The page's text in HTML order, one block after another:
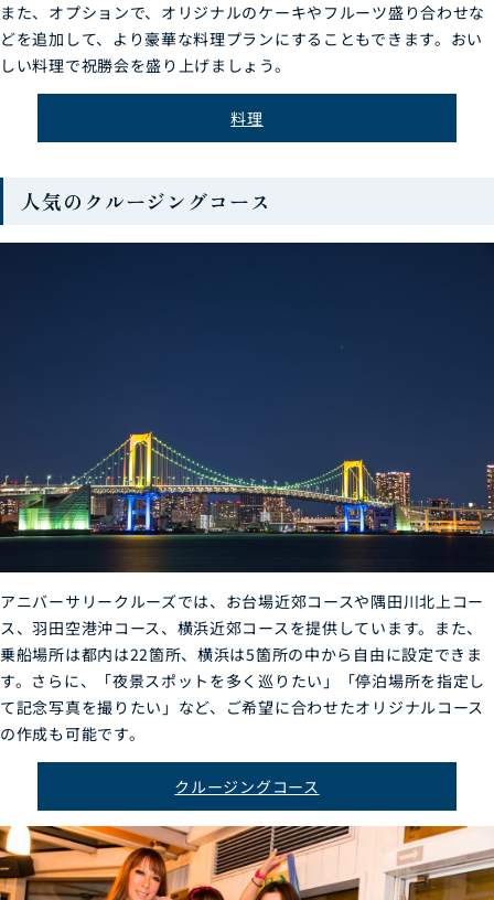
また、オプションで、オリジナルのケーキやフルーツ盛り合わせな
どを追加して、より豪華な料理プランにすることもできます。おい
しい料理で祝勝会を盛り上げましょう。
料理
人気のクルージングコース
アニバーサリークルーズでは、お台場近郊コースや隅田川北上コー
ス、羽田空港沖コース、横浜近郊コースを提供しています。また、
乗船場所は都内は22箇所、横浜は5箇所の中から自由に設定できま
す。さらに、「夜景スポットを多く巡りたい」「停泊場所を指定し
て記念写真を撮りたい」など、ご希望に合わせたオリジナルコース
の作成も可能です。
クルージングコース